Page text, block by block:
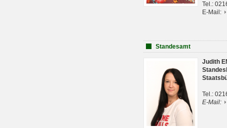
Tel.:
E-Mail:
Standesamt
Judith
Tel.:
E-Mail: